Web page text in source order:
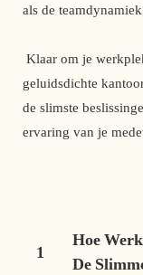
als de
geluidsdichte
de slimste
ervaring van je
1
Hoe
De